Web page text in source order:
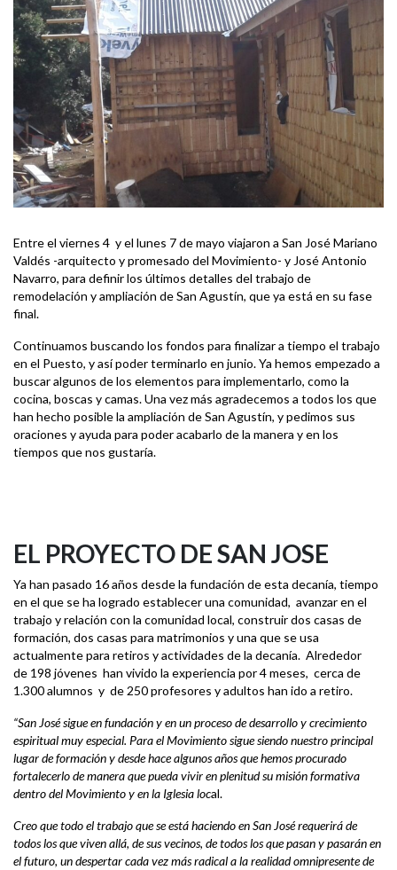
Entre el viernes 4 y el lunes 7 de mayo viajaron a San José Mariano
Valdés -arquitecto y promesado del Movimiento- y José Antonio
Navarro, para definir los últimos detalles del trabajo de
remodelación y ampliación de San Agustín, que ya está en su fase
final.
Continuamos buscando los fondos para finalizar a tiempo el trabajo
en el Puesto, y así poder terminarlo en junio. Ya hemos empezado a
buscar algunos de los elementos para implementarlo, como la
cocina, boscas y camas. Una vez más agradecemos a todos los que
han hecho posible la ampliación de San Agustín, y pedimos sus
oraciones y ayuda para poder acabarlo de la manera y en los
tiempos que nos gustaría.
EL PROYECTO DE SAN JOSE
Ya han pasado 16 años desde la fundación de esta decanía, tiempo
en el que se ha logrado establecer una comunidad, avanzar en el
trabajo y relación con la comunidad local, construir dos casas de
formación, dos casas para matrimonios y una que se usa
actualmente para retiros y actividades de la decanía. Alrededor
de 198 jóvenes han vivido la experiencia por 4 meses, cerca de
1.300 alumnos y de 250 profesores y adultos han ido a retiro.
“San José sigue en fundación y en un proceso de desarrollo y crecimiento
espiritual muy especial. Para el Movimiento sigue siendo nuestro principal
lugar de formación y desde hace algunos años que hemos procurado
fortalecerlo de manera que pueda vivir en plenitud su misión formativa
dentro del Movimiento y en la Iglesia local.
Creo que todo el trabajo que se está haciendo en San José requerirá de
todos los que viven allá, de sus vecinos, de todos los que pasan y pasarán en
el futuro, un despertar cada vez más radical a la realidad omnipresente de